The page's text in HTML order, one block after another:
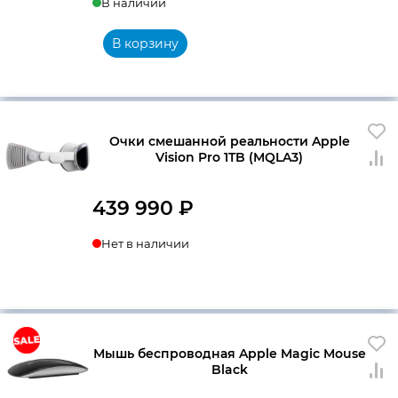
В корзину
Очки смешанной реальности Apple
Vision Pro 1TB (MQLA3)
439 990 ₽
Нет в наличии
Мышь беспроводная Apple Magic Mouse
Black